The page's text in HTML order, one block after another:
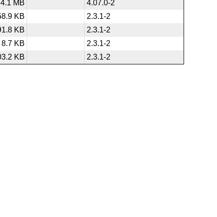
4.1 MB
4.07.0-2
KB
2.3.1-2
KB
2.3.1-2
8.7 KB
2.3.1-2
KB
2.3.1-2